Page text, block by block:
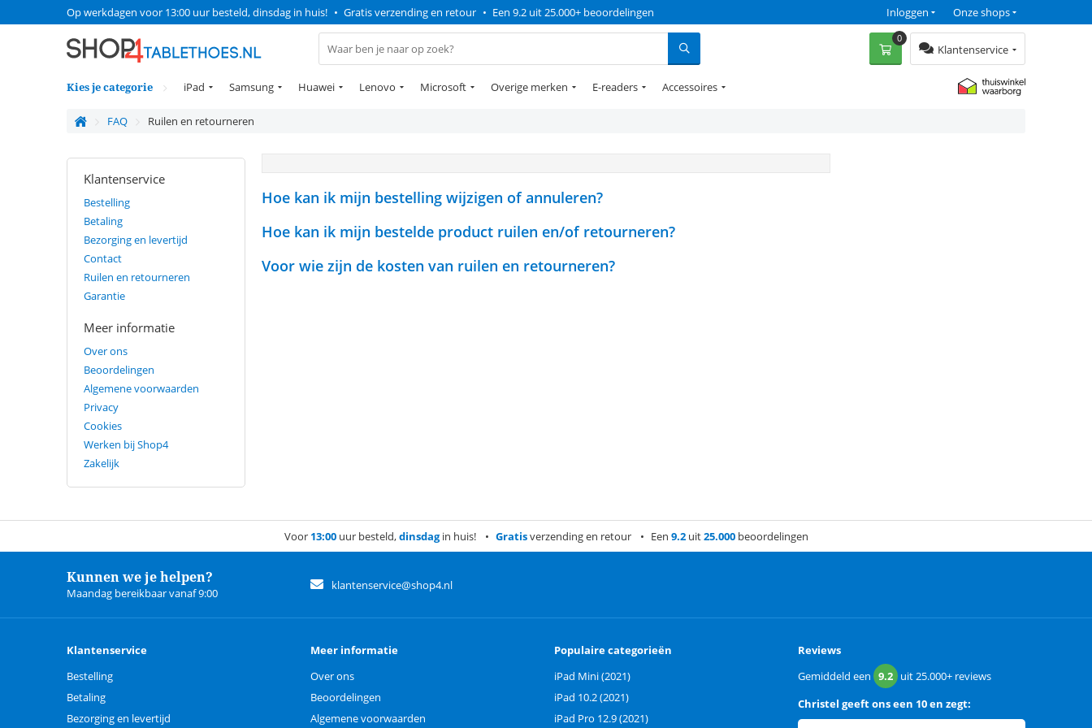
Op werkdagen voor 13:00 uur besteld, dinsdag in huis! • Gratis verzending en retour • Een 9.2 uit 25.000+ beoordelingen Onze shops
Inloggen
Klantenservice
0
Kies je categorie iPad Samsung Huawei Lenovo Microsoft Overige merken E-readers Accessoires
FAQ Ruilen en retourneren
Klantenservice
Bestelling
Betaling
Bezorging en levertijd
Contact
Ruilen en retourneren
Garantie
Meer informatie
Over ons
Beoordelingen
Algemene voorwaarden
Privacy
Cookies
Werken bij Shop4
Zakelijk
Hoe kan ik mijn bestelling wijzigen of annuleren?
Hoe kan ik mijn bestelde product ruilen en/of retourneren?
Voor wie zijn de kosten van ruilen en retourneren?
Voor 13:00uur besteld,dinsdagin huis! Gratisverzending en retour Een 9.2uit25.000beoordelingen
Kunnen we je helpen?
Maandag bereikbaar vanaf 9:00
klantenservice@shop4.nl
Klantenservice
Bestelling
Betaling
Bezorging en levertijd
Meer informatie
Over ons
Beoordelingen
Algemene voorwaarden
Populaire categorieën
iPad Mini (2021)
iPad 10.2 (2021)
iPad Pro 12.9 (2021)
Reviews
Gemiddeld een 9.2 uit25.000+ reviews
Christel geeft ons een 10 en zegt: